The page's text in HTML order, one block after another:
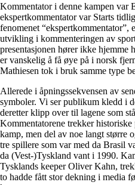
Kommentator i denne kampen var
ekspertkommentator var Starts
fenomenet “ekspertkommentator”,
utvikling i kommenteringen av
presentasjonen hører ikke hjemme
er vanskelig å få øye på i norsk
Mathiesen tok i bruk samme type
Allerede i åpningssekvensen av
symboler. Vi ser publikum kledd i
deretter klipp over til lagene som
Kommentatorene trekker
kamp, men del av noe langt større
tre spillere som var med da Brasil
da (Vest-)Tyskland vant i 1990.
Tysklands keeper Oliver Kahn,
to hadde fått stor dekning i media